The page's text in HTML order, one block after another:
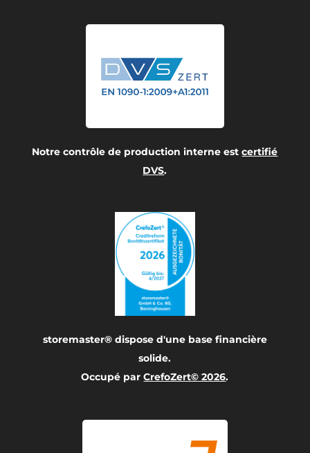
Notre contrôle de production interne estcertifié
DVS.
storemaster® dispose d'une base financière
solide.
Occupé parCrefoZert© 2026.